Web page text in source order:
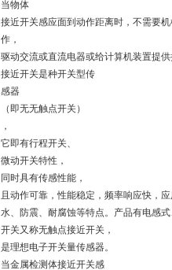
当物体
接近开关感应面到动作距离时，不需要
作，
驱动交流或直流电器或给计算机装置提
接近开关是种开关型传
感器
（即无无触点开关）
，
它即有行程开关、
微动开关特性，
同时具有传感性能，
且动作可靠，性能稳定，频率响应快，
水、防震、耐腐蚀等特点。产品有电感
开关又称无触点接近开关，
是理想电子开关量传感器。
当金属检测体接近开关感